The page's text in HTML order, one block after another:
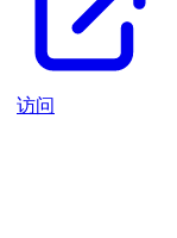
访问